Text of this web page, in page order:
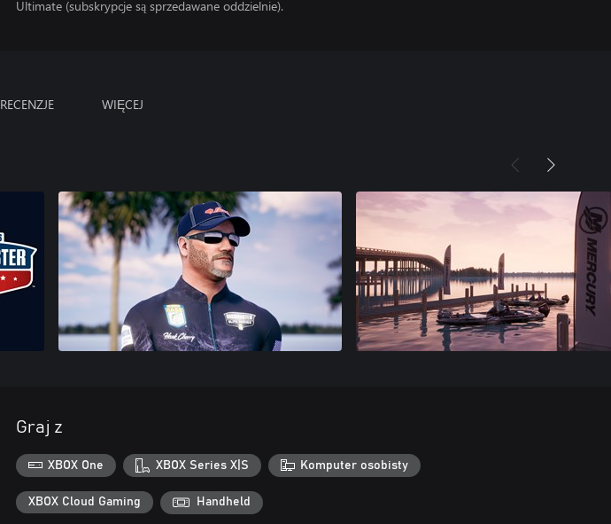
Ultimate (subskrypcje są sprzedawane oddzielnie).
RECENZJE WIĘCEJ
Graj z
XBOX One XBOX Series X|S Komputer osobisty
XBOX Cloud Gaming Handheld